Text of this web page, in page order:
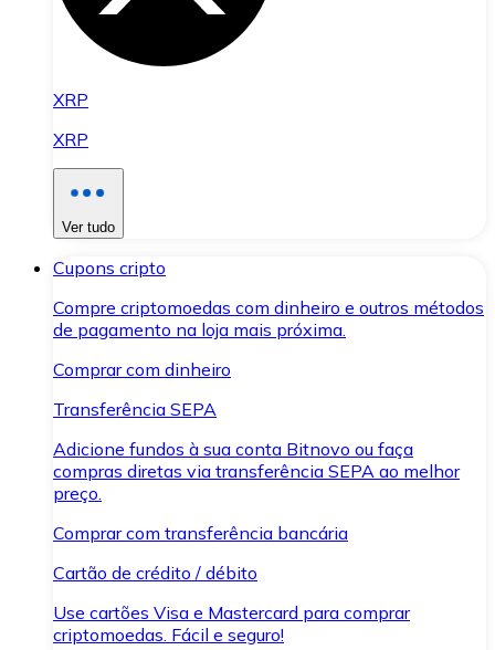
XRP
XRP
Ver tudo
Cupons cripto
Compre criptomoedas com dinheiro e outros métodos
de pagamento na loja mais próxima.
Comprar com dinheiro
Transferência SEPA
Adicione fundos à sua conta Bitnovo ou faça
compras diretas via transferência SEPA ao melhor
preço.
Comprar com transferência bancária
Cartão de crédito / débito
Use cartões Visa e Mastercard para comprar
criptomoedas. Fácil e seguro!